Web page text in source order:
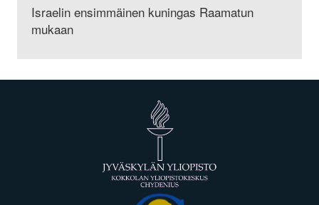
Israelin ensimmäinen kuningas Raamatun
mukaan